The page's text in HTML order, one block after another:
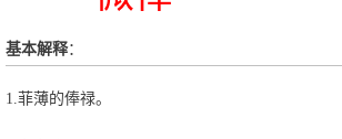
基本解释：
1.菲薄的俸禄。